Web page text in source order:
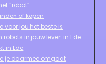
“robot”
of kopen
voor jou het beste is
robots in jouw leven in Ede
in Ede
je daarmee omgaat